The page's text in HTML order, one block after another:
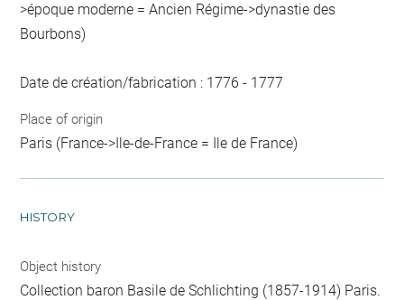
>époque moderne = Ancien Régime->dynastie des
Bourbons)
Date de création/fabrication : 1776 - 1777
Place of origin
Paris (France->Ile-de-France = Ile de France)
HISTORY
Object history
Collection baron Basile de Schlichting (1857-1914) Paris.